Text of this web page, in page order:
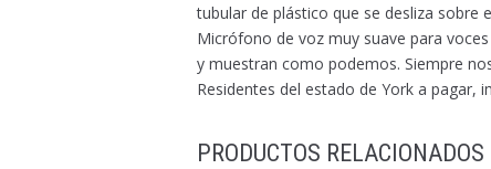
tubular de plástico que se desliza
Micrófono de voz muy suave para
y muestran como podemos. Siempre
Residentes del estado de York a pagar,
PRODUCTOS RELACIONADOS